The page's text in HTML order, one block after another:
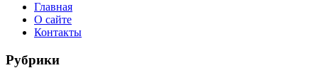
Главная
О сайте
Контакты
Рубрики